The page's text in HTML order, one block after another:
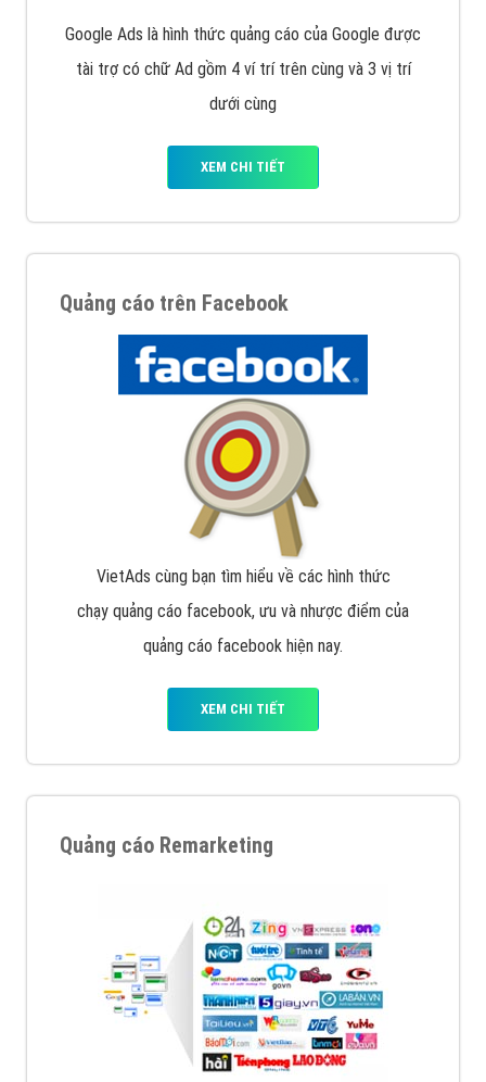
Google Ads là hình thức quảng cáo của Google được
tài trợ có chữ Ad gồm 4 ví trí trên cùng và 3 vị trí
dưới cùng
XEM CHI TIẾT
Quảng cáo trên Facebook
VietAds cùng bạn tìm hiểu về các hình thức
chạy quảng cáo facebook, ưu và nhược điểm của
quảng cáo facebook hiện nay.
XEM CHI TIẾT
Quảng cáo Remarketing